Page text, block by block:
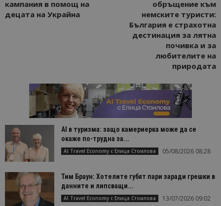
кампания в помощ на
децата на Украйна
обръщение към
немските туристи:
България е страхотна
дестинация за лятна
почивка и за
любителите на
природата
AI в туризма: защо камериерка може да се
окаже по-трудна за...
AI Travel Economy с Елица Стоилова 05/08/2026 08:28
Тим Браун: Хотелите губят пари заради грешки в
данните и липсващи...
AI Travel Economy с Елица Стоилова 13/07/2026 09:02